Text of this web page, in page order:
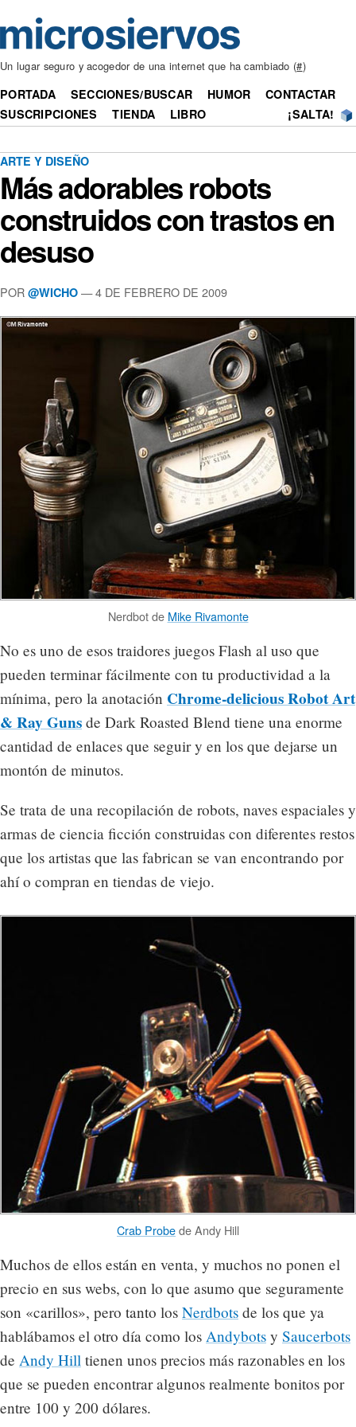
Un lugar seguro y acogedor de una internet que ha cambiado (#)
PORTADA SECCIONES/BUSCAR HUMOR
CONTACTAR
SUSCRIPCIONES
TIENDA LIBRO ¡SALTA!
ARTE Y DISEÑO
Más adorables robots
construidos con trastos en
desuso
POR @WICHO — 4 DE FEBRERO DE 2009
Nerdbot de Mike Rivamonte
No es uno de esos traidores juegos Flash al uso que
pueden terminar fácilmente con tu productividad a la
mínima, pero la anotación Chrome-delicious Robot Art
& Ray Guns de Dark Roasted Blend tiene una enorme
cantidad de enlaces que seguir y en los que dejarse un
montón de minutos.
Se trata de una recopilación de robots, naves espaciales y
armas de ciencia ficción construidas con diferentes restos
que los artistas que las fabrican se van encontrando por
ahí o compran en tiendas de viejo.
Crab Probede Andy Hill
Muchos de ellos están en venta, y muchos no ponen el
precio en sus webs, con lo que asumo que seguramente
son «carillos», pero tanto los Nerdbots de los que ya
hablábamos el otro día como los Andybots y Saucerbots
de Andy Hill tienen unos precios más razonables en los
que se pueden encontrar algunos realmente bonitos por
entre 100 y 200 dólares.